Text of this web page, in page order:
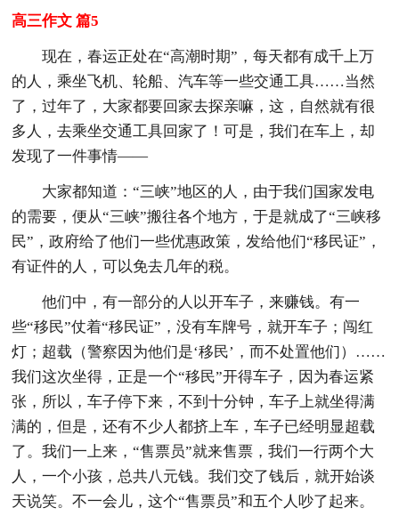
高三作文 篇5
现在，春运正处在“高潮时期”，每天都有成千上万
的人，乘坐飞机、轮船、汽车等一些交通工具……当然
了，过年了，大家都要回家去探亲嘛，这，自然就有很
多人，去乘坐交通工具回家了！可是，我们在车上，却
发现了一件事情——
大家都知道：“三峡”地区的人，由于我们国家发电
的需要，便从“三峡”搬往各个地方，于是就成了“三峡移
民”，政府给了他们一些优惠政策，发给他们“移民证”，
有证件的人，可以免去几年的税。
他们中，有一部分的人以开车子，来赚钱。有一
些“移民”仗着“移民证”，没有车牌号，就开车子；闯红
灯；超载（警察因为他们是‘移民’，而不处置他们）……
我们这次坐得，正是一个“移民”开得车子，因为春运紧
张，所以，车子停下来，不到十分钟，车子上就坐得满
满的，但是，还有不少人都挤上车，车子已经明显超载
了。我们一上来，“售票员”就来售票，我们一行两个大
人，一个小孩，总共八元钱。我们交了钱后，就开始谈
天说笑。不一会儿，这个“售票员”和五个人吵了起来。